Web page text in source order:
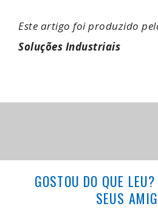
Este artigo foi produzido
Soluções Industriais
GOSTOU DO QUE
SEUS